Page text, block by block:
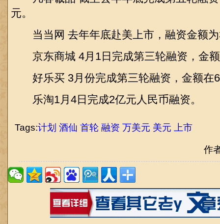
元。
当当网 去年年底赴美上市，融资金额为
京东商城 4月1日完成第三轮融资，金额
好乐买 3月份完成第三轮融资，金额在
乐淘1月4日完成2亿元人民币融资。
Tags:计划 酒仙 首轮 融资 万美元 美元 上市
作